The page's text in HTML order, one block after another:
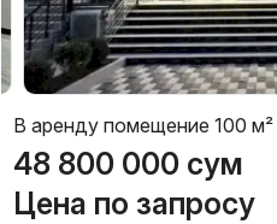
В аренду помещение 100 м²
48 800 000 сум
Цена по запросу